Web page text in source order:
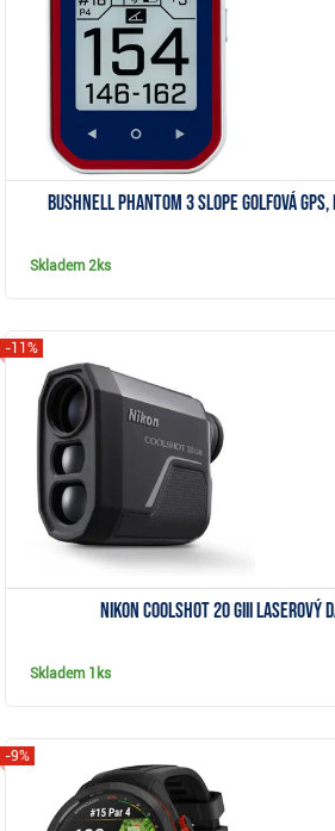
Bushnell Phantom 3 Slope golfová
Skladem 2ks
Nikon Coolshot 20 GIII laserový
-11%
Skladem 1ks
-9%
Zobrazit